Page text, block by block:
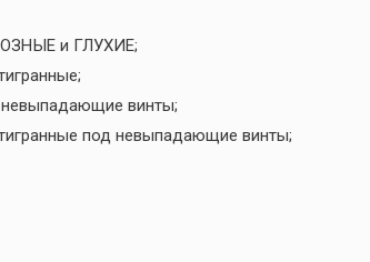
и ГЛУХИЕ;
винты;
под невыпадающие винты;